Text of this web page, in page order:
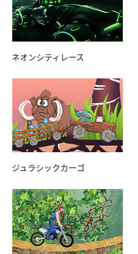
ネオンシティレース
ジュラシックカーゴ